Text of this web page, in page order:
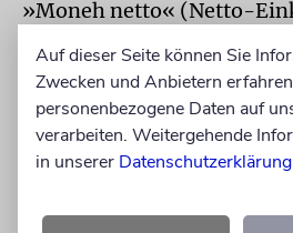
»Moneh netto« (Netto-
erlaubt, Strom für den
produzieren und
E-Werke zu verkaufen.
saubere und
Auf dieser Seite können Sie
Zwecken und Anbietern
personenbezogene Daten auf
verarbeiten. Weitergehende
in unserer Datenschutzerklärung